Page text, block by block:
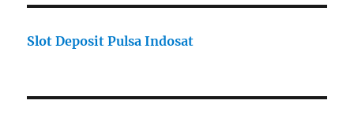
Slot Deposit Pulsa Indosat